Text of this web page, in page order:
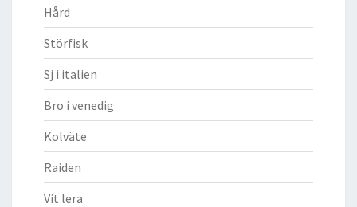
Hård
Störfisk
Sj i italien
Bro i venedig
Kolväte
Raiden
Vit lera